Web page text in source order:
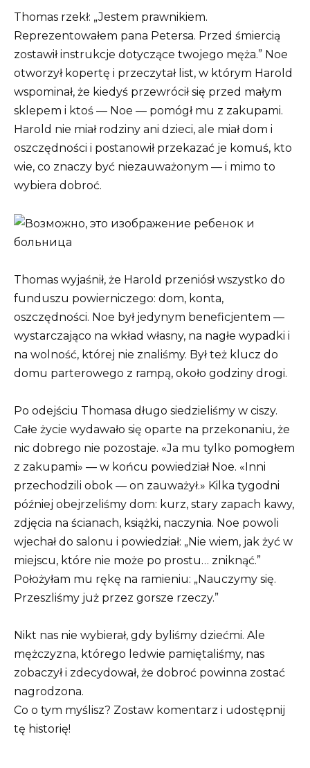
Thomas rzekł: „Jestem prawnikiem.
Reprezentowałem pana Petersa. Przed śmiercią
zostawił instrukcje dotyczące twojego męża.” Noe
otworzył kopertę i przeczytał list, w którym Harold
wspominał, że kiedyś przewrócił się przed małym
sklepem i ktoś — Noe — pomógł mu z zakupami.
Harold nie miał rodziny ani dzieci, ale miał dom i
oszczędności i postanowił przekazać je komuś, kto
wie, co znaczy być niezauważonym — i mimo to
wybiera dobroć.
Thomas wyjaśnił, że Harold przeniósł wszystko do
funduszu powierniczego: dom, konta,
oszczędności. Noe był jedynym beneficjentem —
wystarczająco na wkład własny, na nagłe wypadki i
na wolność, której nie znaliśmy. Był też klucz do
domu parterowego z rampą, około godziny drogi.
Po odejściu Thomasa długo siedzieliśmy w ciszy.
Całe życie wydawało się oparte na przekonaniu, że
nic dobrego nie pozostaje. «Ja mu tylko pomogłem
z zakupami» — w końcu powiedział Noe. «Inni
przechodzili obok — on zauważył.» Kilka tygodni
później obejrzeliśmy dom: kurz, stary zapach kawy,
zdjęcia na ścianach, książki, naczynia. Noe powoli
wjechał do salonu i powiedział: „Nie wiem, jak żyć w
miejscu, które nie może po prostu… zniknąć.”
Położyłam mu rękę na ramieniu: „Nauczymy się.
Przeszliśmy już przez gorsze rzeczy.”
Nikt nas nie wybierał, gdy byliśmy dziećmi. Ale
mężczyzna, którego ledwie pamiętaliśmy, nas
zobaczył i zdecydował, że dobroć powinna zostać
nagrodzona.
Co o tym myślisz? Zostaw komentarz i udostępnij
tę historię!